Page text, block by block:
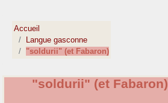
Accueil
Langue gasconne
"soldurii" (et Fabaron)
"soldurii" (et Fabaron)